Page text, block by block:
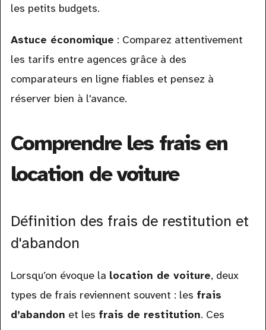
les petits budgets.
Astuce économique : Comparez attentivement
les tarifs entre agences grâce à des
comparateurs en ligne fiables et pensez à
réserver bien à l'avance.
Comprendre les frais en
location de voiture
Définition des frais de restitution et
d'abandon
Lorsqu’on évoque la location de voiture, deux
types de frais reviennent souvent : les frais
d’abandon et les frais de restitution. Ces